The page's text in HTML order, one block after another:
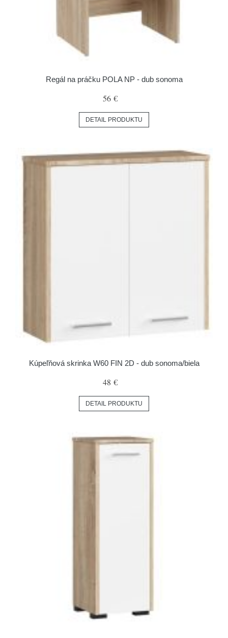
Regál na práčku POLA NP - dub sonoma
56 €
DETAIL PRODUKTU
Kúpeľňová skrinka W60 FIN 2D - dub sonoma/biela
48 €
DETAIL PRODUKTU